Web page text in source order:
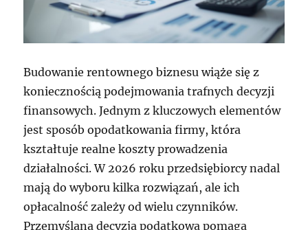
Budowanie rentownego biznesu wiąże się z
koniecznością podejmowania trafnych decyzji
finansowych. Jednym z kluczowych elementów
jest sposób opodatkowania firmy, która
kształtuje realne koszty prowadzenia
działalności. W 2026 roku przedsiębiorcy nadal
mają do wyboru kilka rozwiązań, ale ich
opłacalność zależy od wielu czynników.
Przemyślana decyzja podatkowa pomaga